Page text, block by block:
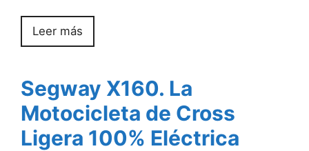
Leer más
Segway X160. La
Motocicleta de Cross
Ligera 100% Eléctrica